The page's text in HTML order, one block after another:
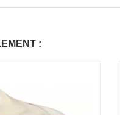
: